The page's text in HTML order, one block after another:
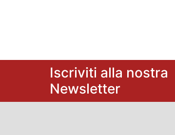
Iscriviti alla nostra
Newsletter